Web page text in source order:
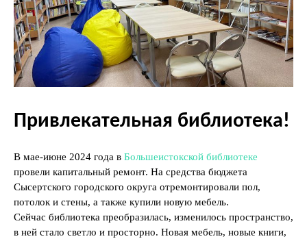
Привлекательная библиотека!
В мае-июне 2024 года в Большеистокской библиотеке
провели капитальный ремонт. На средства бюджета
Сысертского городского округа отремонтировали пол,
потолок и стены, а также купили новую мебель.
Сейчас библиотека преобразилась, изменилось пространство,
в ней стало светло и просторно. Новая мебель, новые книги,